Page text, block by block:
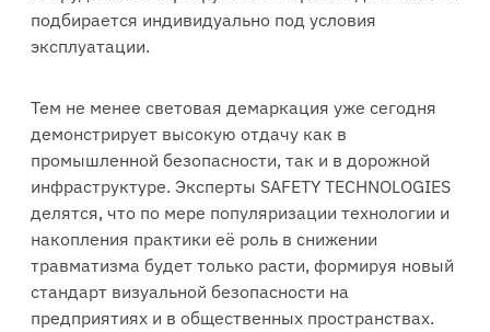
подбирается индивидуально под условия
эксплуатации.
Тем не менее световая демаркация уже сегодня
демонстрирует высокую отдачу как в
промышленной безопасности, так и в дорожной
инфраструктуре. Эксперты SAFETY TECHNOLOGIES
делятся, что по мере популяризации технологии и
накопления практики её роль в снижении
травматизма будет только расти, формируя новый
стандарт визуальной безопасности на
предприятиях и в общественных пространствах.